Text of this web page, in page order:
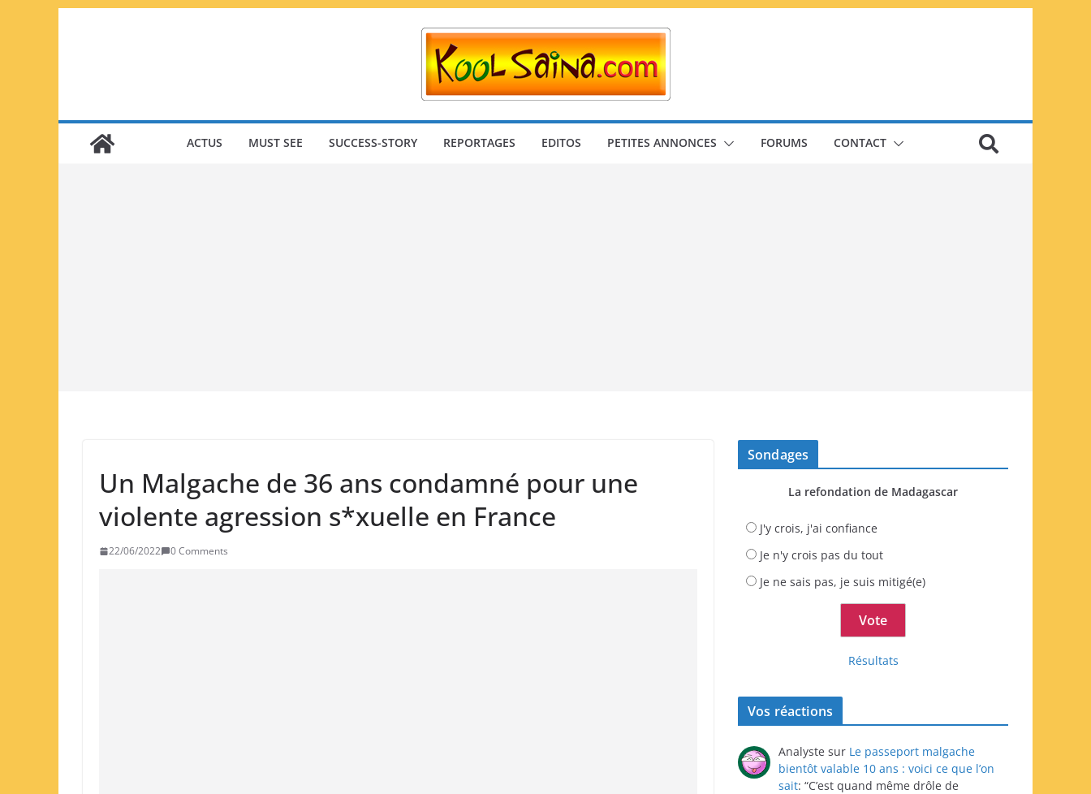
ACTUS MUST SEE SUCCESS-STORY REPORTAGES EDITOS PETITES ANNONCES FORUMS CONTACT
Un Malgache de 36 ans condamné pour une
violente agression s*xuelle en France
22/06/2022 0 Comments
Sondages
La refondation de Madagascar
J'y crois, j'ai confiance
Je n'y crois pas du tout
Je ne sais pas, je suis mitigé(e)
Résultats
Vos réactions
Analyste sur Le passeport malgache
bientôt valable 10 ans : voici ce que l’on
sait: “C’est quand même drôle de